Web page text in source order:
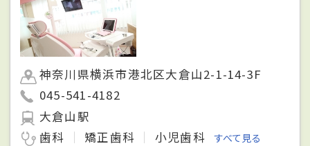
神奈川県横浜市港北区大倉山2-1-14-3F
045-541-4182
大倉山駅
歯科
矯正歯科 小児歯科 すべて見る